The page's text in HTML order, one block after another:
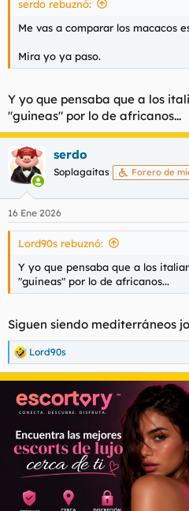
serdo rebuznó:
Me vas a comparar los macacos
Mira yo ya paso.
Y yo que pensaba que a los
"guineas" por lo de africanos...
serdo
Soplagaitas Forero de
16 Ene 2026
Lord90s rebuznó:
Y yo que pensaba que a los
"guineas" por lo de africanos...
Siguen siendo mediterráneos
R
e
a
c
c
o
n
Lord90s